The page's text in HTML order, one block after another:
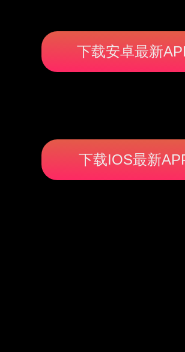
下载安卓最新
下载IOS最新